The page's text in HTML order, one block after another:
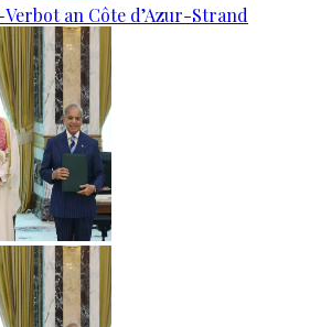
an Côte d’Azur-Strand